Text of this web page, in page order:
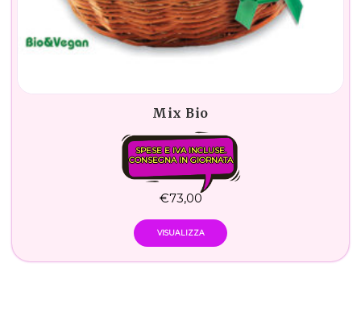
Mix Bio
SPESE E IVA INCLUSE.
CONSEGNA IN GIORNATA
€73,00
VISUALIZZA